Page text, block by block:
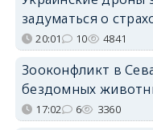
задуматься о
20:01 10 4841
Зооконфликт в
бездомных
17:02 6 3360